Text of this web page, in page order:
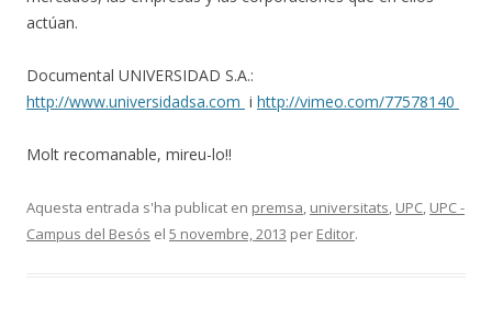
actúan.
Documental UNIVERSIDAD S.A.:
http://www.universidadsa.com i http://vimeo.com/77578140
Molt recomanable, mireu-lo!!
Aquesta entrada s'ha publicat en premsa universitats UPC UPC -
Campus del Besós el 5 novembre, 2013 per Editor.